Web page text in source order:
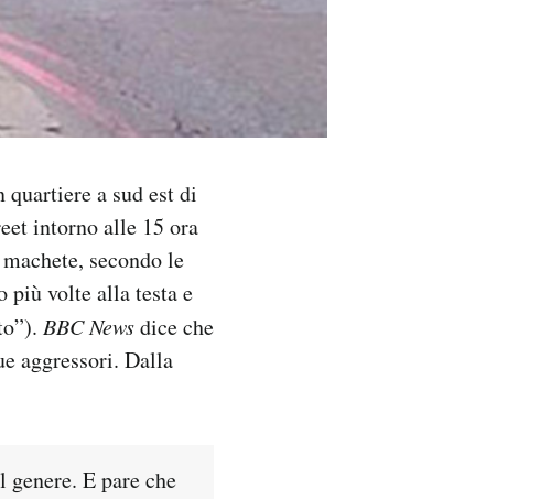
quartiere a sud est di
intorno alle 15 ora
secondo le
più volte alla testa e
BBC Newsdice che
aggressori. Dalla
E pare che